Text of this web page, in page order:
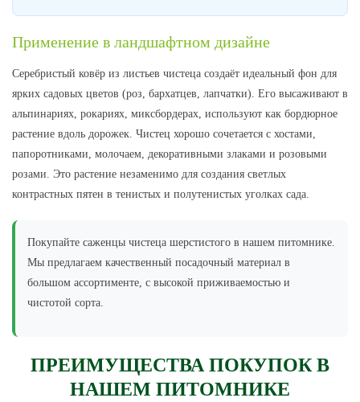
Применение в ландшафтном дизайне
Серебристый ковёр из листьев чистеца создаёт идеальный фон для
ярких садовых цветов (роз, бархатцев, лапчатки). Его высаживают в
альпинариях, рокариях, миксбордерах, используют как бордюрное
растение вдоль дорожек. Чистец хорошо сочетается с хостами,
папоротниками, молочаем, декоративными злаками и розовыми
розами. Это растение незаменимо для создания светлых
контрастных пятен в тенистых и полутенистых уголках сада.
Покупайте саженцы чистеца шерстистого в нашем питомнике.
Мы предлагаем качественный посадочный материал в
большом ассортименте, с высокой приживаемостью и
чистотой сорта.
ПРЕИМУЩЕСТВА ПОКУПОК В
НАШЕМ ПИТОМНИКЕ